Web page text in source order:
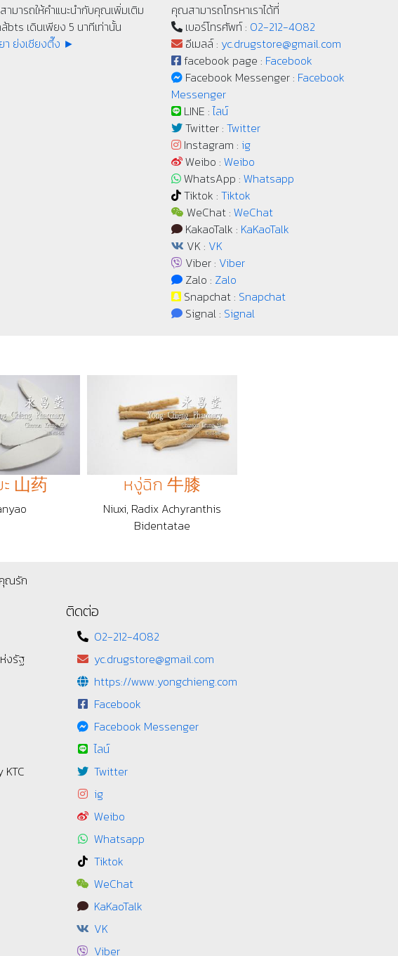
ามารถให้คำแนะนำกับคุณเพิ่มเติม
ล้bts เดินเพียง 5 นาทีเท่านั้น
า ย่งเชียงตึ๊ง ►
คุณสามารถโทรหาเราได้ที่
เบอร์โทรศัพท์ : 02-212-4082
อีเมลล์ : yc.drugstore@gmail.com
facebook page : Facebook
Facebook Messenger : Facebook
Messenger
LINE :ไลน์
Twitter : Twitter
Instagram : ig
Weibo : Weibo
WhatsApp : Whatsapp
Tiktok : Tiktok
WeChat : WeChat
KakaoTalk : KaKaoTalk
VK : VK
Viber : Viber
Zalo : Zalo
Snapchat : Snapchat
Signal : Signal
山药 หงู่ฉิก 牛膝
Niuxi, Radix Achyranthis
Bidentatae
ณรัก
งรัฐ
KTC
ติดต่อ
02-212-4082
yc.drugstore@gmail.com
https://www.yongchieng.com
Facebook
Facebook Messenger
ไลน์
Twitter
ig
Weibo
Whatsapp
Tiktok
WeChat
KaKaoTalk
VK
Viber